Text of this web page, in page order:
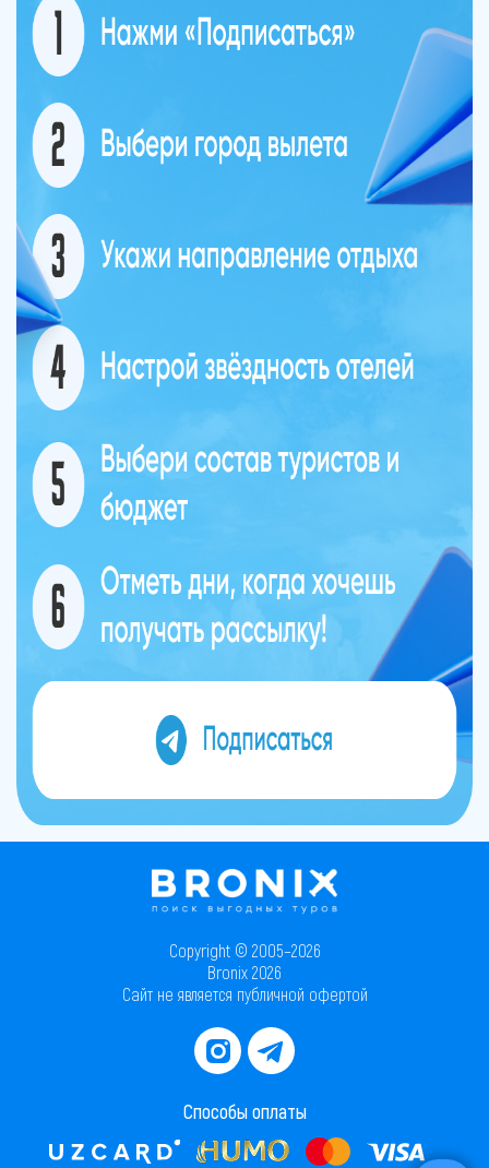
Copyright © 2005–2026
Bronix 2026
Сайт не является публичной офертой
Способы оплаты